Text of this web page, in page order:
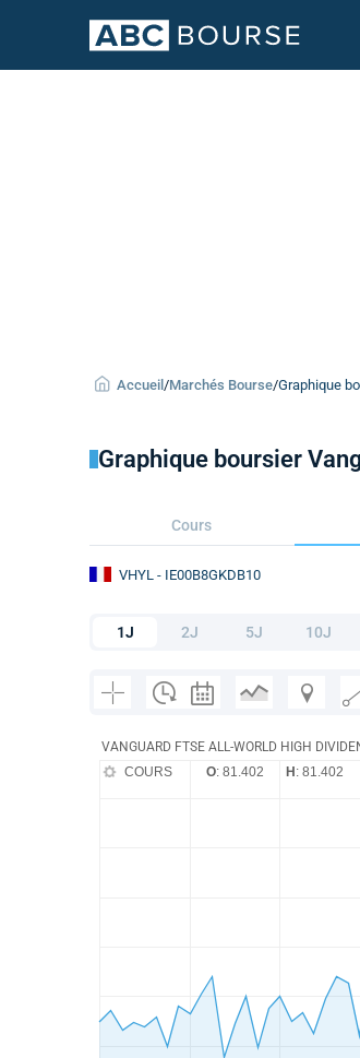
Accueil /Marchés Bourse/Graphique
Graphique boursier
Cours
VHYL - IE00B8GKDB10
1J 2J 5J 10J
VANGUARD FTSE ALL-WORLD HIGH
COURS O: 81.402 H : 81.402